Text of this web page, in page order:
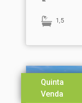
1,5
Quinta
Venda